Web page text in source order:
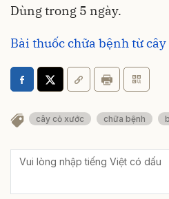
Dùng trong 5 ngày.
Bài thuốc chữa bệnh từ
cây cỏ xước chữa bệnh